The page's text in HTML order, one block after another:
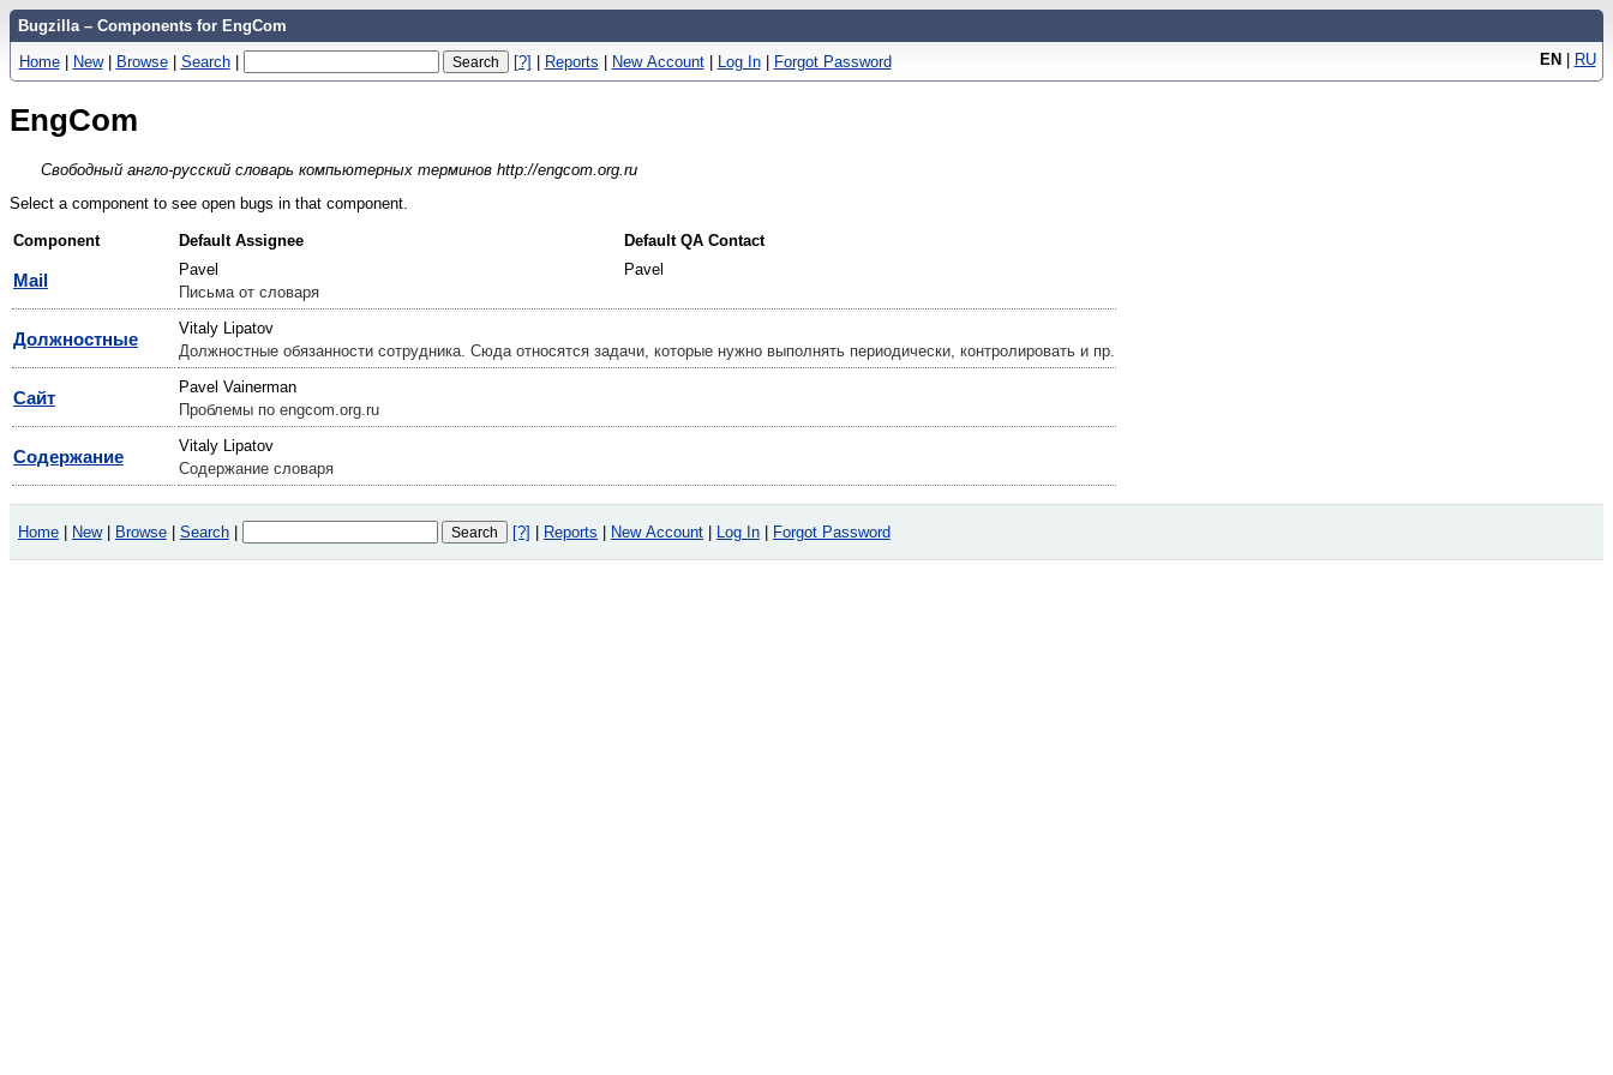
Bugzilla – Components for EngCom
EN | RU
Home | New | Browse | Search | [?] | Reports | New Account | Log In | Forgot Password
EngCom
Свободный англо-русский словарь компьютерных терминов http://engcom.org.ru
Select a component to see open bugs in that component.
Component Default Assignee Default QA Contact
Mail
Pavel
Pavel
Письма от словаря
Должностные
Vitaly Lipatov
Должностные обязанности сотрудника. Сюда относятся задачи, которые нужно выполнять периодически, контролировать и пр.
Сайт
Pavel Vainerman
Проблемы по engcom.org.ru
Содержание
Vitaly Lipatov
Содержание словаря
Home New Browse Search [?] Reports New Account Log In Forgot Password